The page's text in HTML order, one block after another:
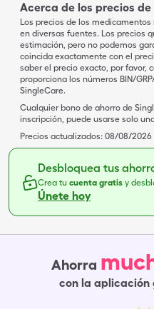
Acerca de los precios de
Los precios de los
en diversas fuentes. Los precios
estimación, pero no podemos
coincida exactamente con el
saber el precio exacto, por favor,
proporciona los números BIN/
SingleCare.
Cualquier bono de ahorro de
inscripción, puede usarse solo
Precios actualizados: 08/08/2026
Desbloquea tus
Crea tu cuenta gratis y
Únete hoy
Ahorra
con la aplicación